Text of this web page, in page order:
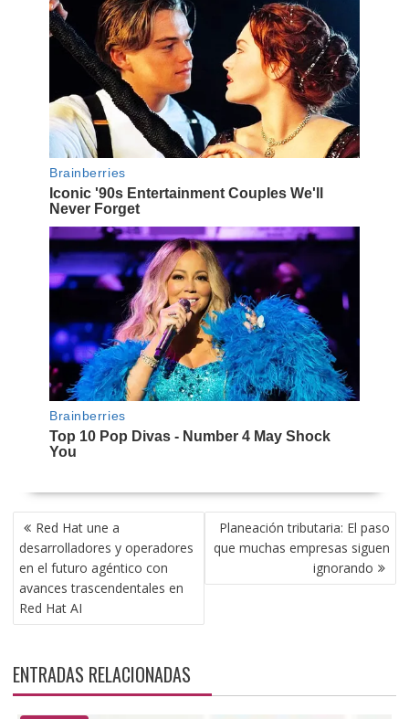
NAVEGACIÓN
DE
ENTRADAS
Red Hat une a
desarrolladores y operadores
en el futuro agéntico con
avances trascendentales en
Red Hat AI
Planeación tributaria: El paso
que muchas empresas siguen
ignorando
ENTRADAS RELACIONADAS